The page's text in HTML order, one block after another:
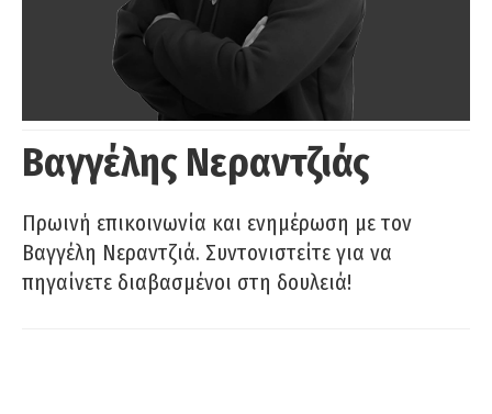
Βαγγέλης Νεραντζιάς
Πρωινή επικοινωνία και ενημέρωση με τον
Βαγγέλη Νεραντζιά. Συντονιστείτε για να
πηγαίνετε διαβασμένοι στη δουλειά!